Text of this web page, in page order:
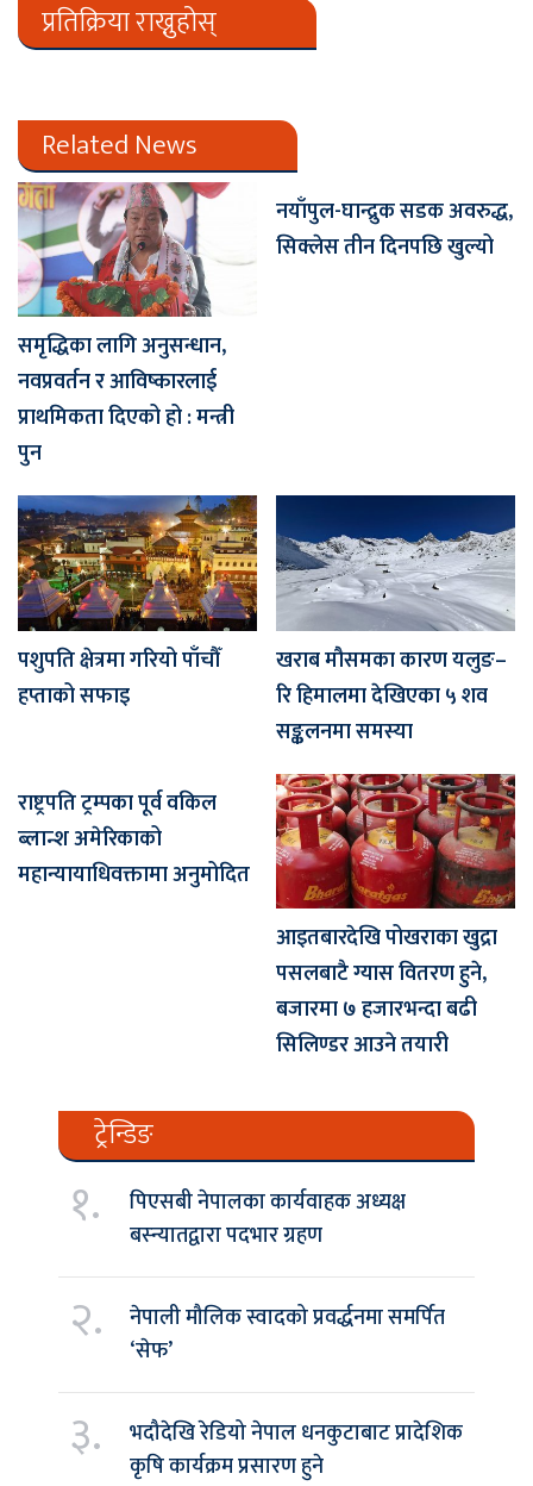
प्रतिक्रिया राख्नुहोस्
Related News
समृद्धिका लागि अनुसन्धान,
नवप्रवर्तन र आविष्कारलाई
प्राथमिकता दिएको हो : मन्त्री
पुन
नयाँपुल-घान्द्रुक सडक अवरुद्ध,
सिक्लेस तीन दिनपछि खुल्यो
पशुपति क्षेत्रमा गरियो पाँचौँ
हप्ताको सफाइ
खराब मौसमका कारण यलुङ–
रि हिमालमा देखिएका ५ शव
सङ्कलनमा समस्या
राष्ट्रपति ट्रम्पका पूर्व वकिल
ब्लान्श अमेरिकाको
महान्यायाधिवक्तामा अनुमोदित
आइतबारदेखि पोखराका खुद्रा
पसलबाटै ग्यास वितरण हुने,
बजारमा ७ हजारभन्दा बढी
सिलिण्डर आउने तयारी
ट्रेन्डिङ
१.
पिएसबी नेपालका कार्यवाहक अध्यक्ष
बस्न्यातद्वारा पदभार ग्रहण
२.
नेपाली मौलिक स्वादको प्रवर्द्धनमा समर्पित
‘सेफ’
३.
भदौदेखि रेडियो नेपाल धनकुटाबाट प्रादेशिक
कृषि कार्यक्रम प्रसारण हुने